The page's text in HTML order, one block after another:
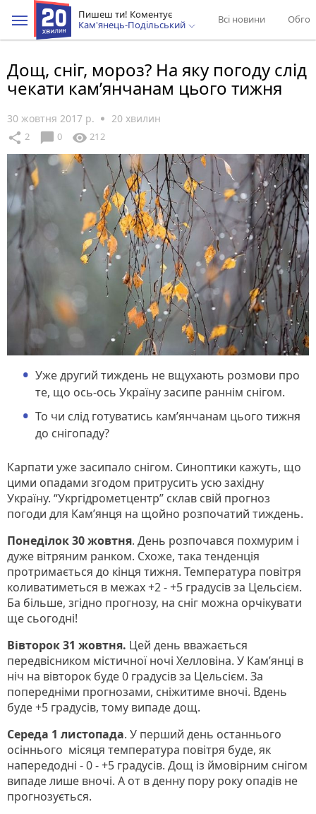
Пишеш ти! Коментує
Кам'янець-Подільський
Всі новини
Дощ, сніг, мороз? На яку погоду слід
чекати кам’янчанам цього тижня
30 жовтня 2017 р. 20 хвилин
share 2 chat_bubble 0 visibility 212
Уже другий тиждень не вщухають розмови про
те, що ось-ось Україну засипе раннім снігом.
То чи слід готуватись кам’янчанам цього тижня
до снігопаду?
Карпати уже засипало снігом. Синоптики кажуть, що
цими опадами згодом притрусить усю західну
Україну. “Укргідрометцентр” склав свій прогноз
погоди для Кам’янця на щойно розпочатий тиждень.
Понеділок 30 жовтня. День розпочався похмурим і
дуже вітряним ранком. Схоже, така тенденція
протримається до кінця тижня. Температура повітря
коливатиметься в межах +2 - +5 градусів за Цельсієм.
Ба більше, згідно прогнозу, на сніг можна орчікувати
ще сьогодні!
Вівторок 31 жовтня. Цей день вважається
передвісником містичної ночі Хелловіна. У Кам’янці в
ніч на вівторок буде 0 градусів за Цельсієм. За
попередніми прогнозами, сніжитиме вночі. Вдень
буде +5 градусів, тому випаде дощ.
Середа 1 листопада. У перший день останнього
осіннього місяця температура повітря буде, як
напередодні - 0 - +5 градусів. Дощ із ймовірним снігом
випаде лише вночі. А от в денну пору року опадів не
прогнозується.